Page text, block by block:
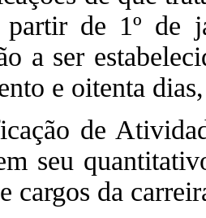
partir de 1º de
a ser
e oitenta
de
seu
cargos da